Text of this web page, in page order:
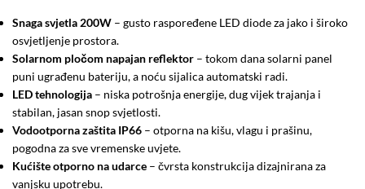
Snaga svjetla 200W – gusto raspoređene LED diode za jako i široko
osvjetljenje prostora.
Solarnom pločom napajan reflektor – tokom dana solarni panel
puni ugrađenu bateriju, a noću sijalica automatski radi.
LED tehnologija – niska potrošnja energije, dug vijek trajanja i
stabilan, jasan snop svjetlosti.
Vodootporna zaštita IP66 – otporna na kišu, vlagu i prašinu,
pogodna za sve vremenske uvjete.
Kućište otporno na udarce – čvrsta konstrukcija dizajnirana za
vanjsku upotrebu.